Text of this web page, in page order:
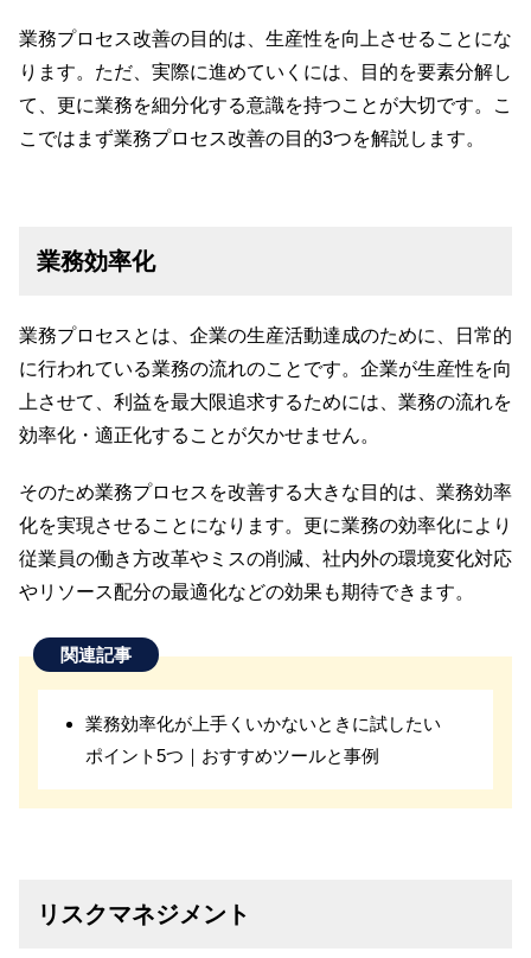
業務プロセス改善の目的は、生産性を向上させることにな
ります。ただ、実際に進めていくには、目的を要素分解し
て、更に業務を細分化する意識を持つことが大切です。こ
こではまず業務プロセス改善の目的3つを解説します。
業務効率化
業務プロセスとは、企業の生産活動達成のために、日常的
に行われている業務の流れのことです。企業が生産性を向
上させて、利益を最大限追求するためには、業務の流れを
効率化・適正化することが欠かせません。
そのため業務プロセスを改善する大きな目的は、業務効率
化を実現させることになります。更に業務の効率化により
従業員の働き方改革やミスの削減、社内外の環境変化対応
やリソース配分の最適化などの効果も期待できます。
関連記事
業務効率化が上手くいかないときに試したい
ポイント5つ｜おすすめツールと事例
リスクマネジメント